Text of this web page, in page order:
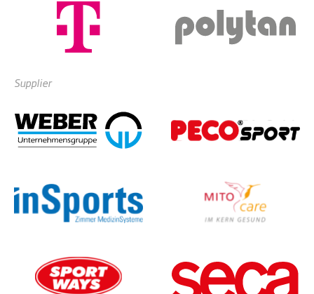
Supplier